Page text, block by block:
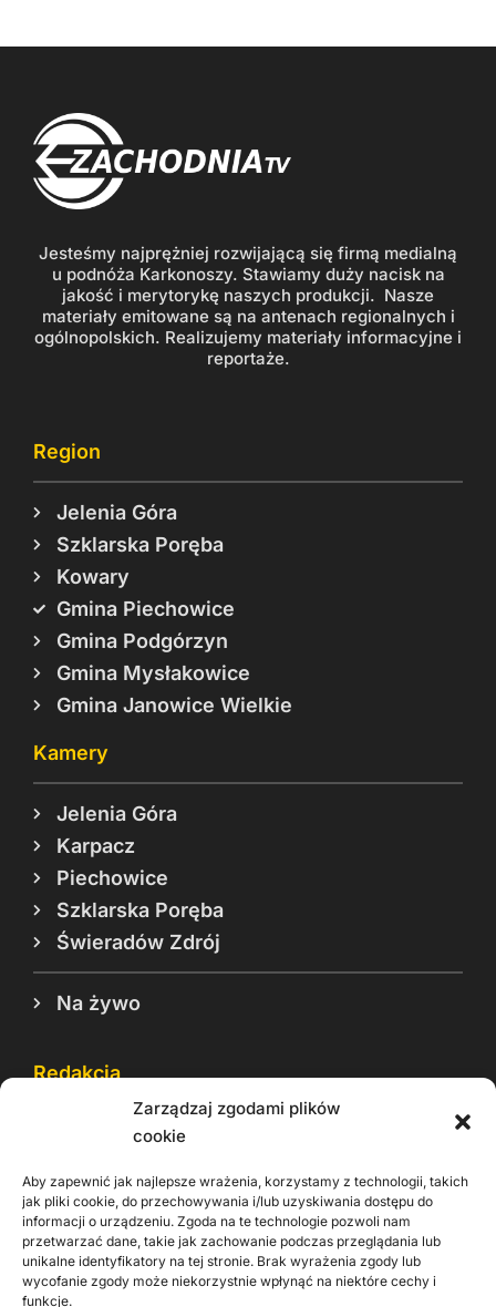
Zarządzaj zgodami plików
cookie
Aby zapewnić jak najlepsze wrażenia, korzystamy z technologii, takich
jak pliki cookie, do przechowywania i/lub uzyskiwania dostępu do
informacji o urządzeniu. Zgoda na te technologie pozwoli nam
przetwarzać dane, takie jak zachowanie podczas przeglądania lub
unikalne identyfikatory na tej stronie. Brak wyrażenia zgody lub
wycofanie zgody może niekorzystnie wpłynąć na niektóre cechy i
funkcje.
Jesteśmy najprężniej rozwijającą się firmą medialną
u podnóża Karkonoszy. Stawiamy duży nacisk na
jakość i merytorykę naszych produkcji. Nasze
materiały emitowane są na antenach regionalnych i
ogólnopolskich. Realizujemy materiały informacyjne i
reportaże.
Region
Jelenia Góra
Szklarska Poręba
Kowary
Gmina Piechowice
Gmina Podgórzyn
Gmina Mysłakowice
Gmina Janowice Wielkie
Kamery
Jelenia Góra
Karpacz
Piechowice
Szklarska Poręba
Świeradów Zdrój
Na żywo
Redakcja
Reklama
Rodo
Kontakt
Informacje dla